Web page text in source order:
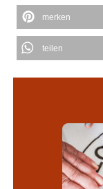
merken
teilen